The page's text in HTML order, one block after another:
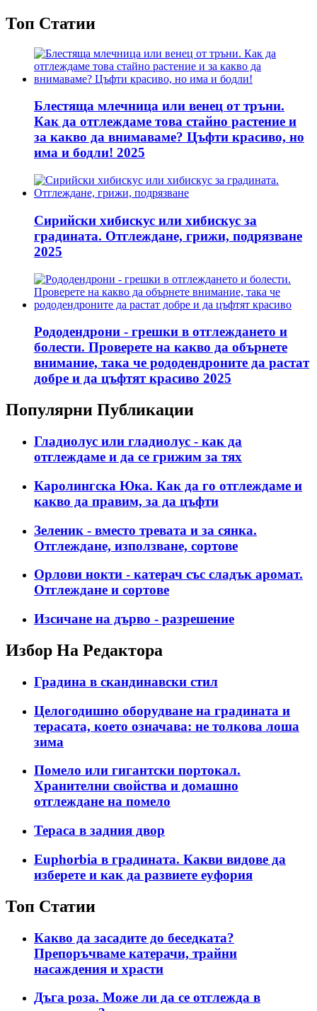
Топ Статии
Блестяща млечница или венец от тръни.
Как да отглеждаме това стайно растение и
за какво да внимаваме? Цъфти красиво, но
има и бодли! 2025
Сирийски хибискус или хибискус за
градината. Отглеждане, грижи, подрязване
2025
Рододендрони - грешки в отглеждането и
болести. Проверете на какво да обърнете
внимание, така че рододендроните да растат
добре и да цъфтят красиво 2025
Популярни Публикации
Гладиолус или гладиолус - как да
отглеждаме и да се грижим за тях
Каролингска Юка. Как да го отглеждаме и
какво да правим, за да цъфти
Зеленик - вместо тревата и за сянка.
Отглеждане, използване, сортове
Орлови нокти - катерач със сладък аромат.
Отглеждане и сортове
Изсичане на дърво - разрешение
Избор На Редактора
Градина в скандинавски стил
Целогодишно оборудване на градината и
терасата, което означава: не толкова лоша
зима
Помело или гигантски портокал.
Хранителни свойства и домашно
отглеждане на помело
Тераса в задния двор
Euphorbia в градината. Какви видове да
изберете и как да развиете еуфория
Топ Статии
Какво да засадите до беседката?
Препоръчваме катерачи, трайни
насаждения и храсти
Дъга роза. Може ли да се отглежда в